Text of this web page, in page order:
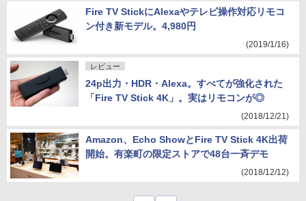
Fire TV StickにAlexaやテレビ操作対応リモコ
ン付き新モデル。4,980円
(2019/1/16)
レビュー
24p出力・HDR・Alexa。すべてが強化された
「Fire TV Stick 4K」。実はリモコンが◎
(2018/12/21)
Amazon、Echo ShowとFire TV Stick 4K出荷
開始。有楽町の限定ストアで48台一斉デモ
(2018/12/12)